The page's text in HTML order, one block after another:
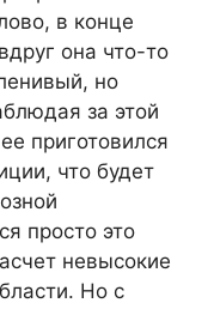
в конце
она что-то
но
за этой
приготовился
что будет
просто это
невысокие
Но с